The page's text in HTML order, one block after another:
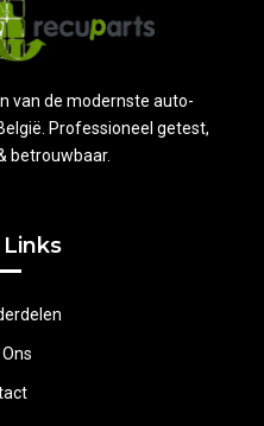
van de modernste auto-
Professioneel getest,
betrouwbaar.